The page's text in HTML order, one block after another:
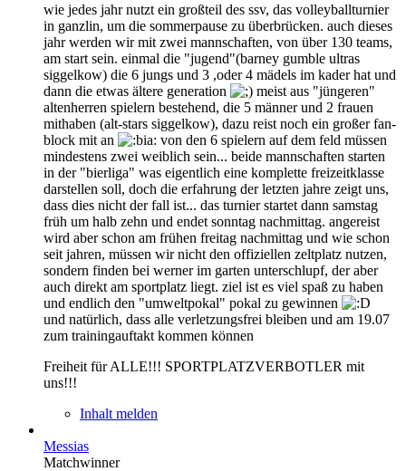
wie jedes jahr nutzt ein großteil des ssv, das volleyballturnier
in ganzlin, um die sommerpause zu überbrücken. auch dieses
jahr werden wir mit zwei mannschaften, von über 130 teams,
am start sein. einmal die "jugend"(barney gumble ultras
siggelkow) die 6 jungs und 3 ,oder 4 mädels im kader hat und
dann die etwas ältere generation
meist aus "jüngeren"
altenherren spielern bestehend, die 5 männer und 2 frauen
mithaben (alt-stars siggelkow), dazu reist noch ein großer fan-
block mit an
von den 6 spielern auf dem feld müssen
mindestens zwei weiblich sein... beide mannschaften starten
in der "bierliga" was eigentlich eine komplette freizeitklasse
darstellen soll, doch die erfahrung der letzten jahre zeigt uns,
dass dies nicht der fall ist... das turnier startet dann samstag
früh um halb zehn und endet sonntag nachmittag. angereist
wird aber schon am frühen freitag nachmittag und wie schon
seit jahren, müssen wir nicht den offiziellen zeltplatz nutzen,
sondern finden bei werner im garten unterschlupf, der aber
auch direkt am sportplatz liegt. ziel ist es viel spaß zu haben
und endlich den "umweltpokal" pokal zu gewinnen
und natürlich, dass alle verletzungsfrei bleiben und am 19.07
zum trainingauftakt kommen können
Freiheit für ALLE!!! SPORTPLATZVERBOTLER mit
uns!!!
Inhalt melden
Messias
Matchwinner